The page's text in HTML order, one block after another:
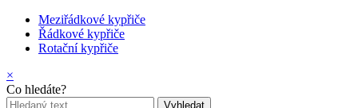
Meziřádkové kypřiče
Řádkové kypřiče
Rotační kypřiče
×
Co hledáte?